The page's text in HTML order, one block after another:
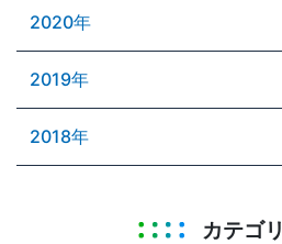
2020年
2019年
2018年
カテゴリ